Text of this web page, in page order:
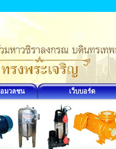
มวลชน เว็บบอร์ด